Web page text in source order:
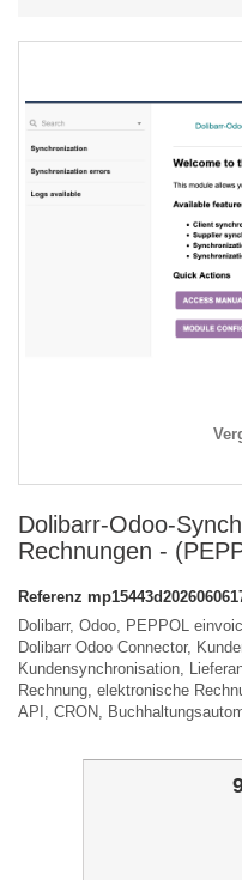
Dolibarr-Odoo-
Rechnungen -
Referenz
Dolibarr, Odoo, PEPPOL
Dolibarr Odoo Connector,
Kundensynchronisation,
Rechnung, elektronische
API, CRON,